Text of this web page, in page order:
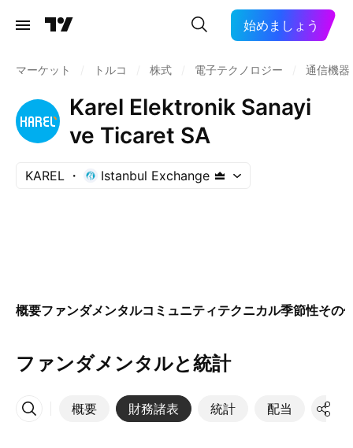
始めましょう
マーケット トルコ 株式 電子テクノロジー 通信機器
Karel Elektronik Sanayi
ve Ticaret SA
KAREL Istanbul Exchange
概要ファンダメンタルコミュニティテクニカル季節性その
ファンダメンタルと統計
概要 財務諸表 統計 配当 決算
その他